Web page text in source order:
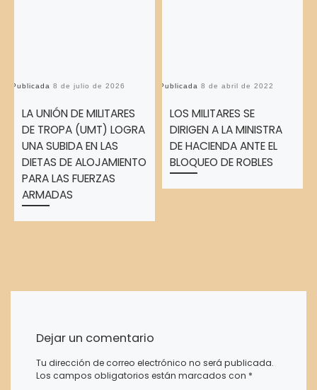
Publicada8 de julio de 2026
LA UNIÓN DE MILITARES
DE TROPA (UMT) LOGRA
UNA SUBIDA EN LAS
DIETAS DE ALOJAMIENTO
PARA LAS FUERZAS
ARMADAS
Publicada8 de abril de 2022
LOS MILITARES SE
DIRIGEN A LA MINISTRA
DE HACIENDA ANTE EL
BLOQUEO DE ROBLES
Dejar un comentario
Tu dirección de correo electrónico no será publicada.
Los campos obligatorios están marcados con *